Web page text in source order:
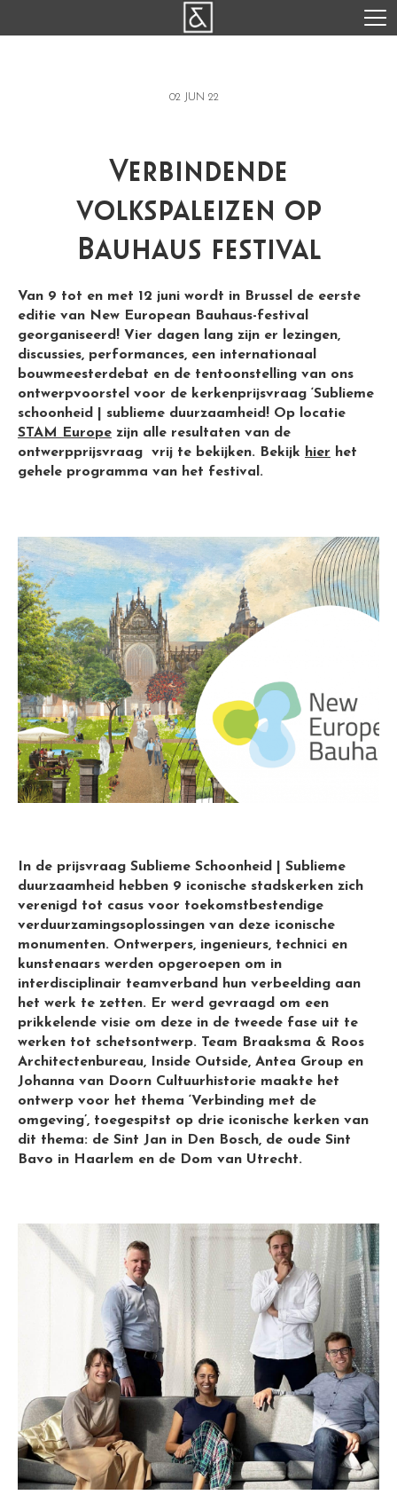
02 JUN 22
Verbindende
volkspaleizen op
Bauhaus festival
Van 9 tot en met 12 juni wordt in Brussel de eerste
editie van New European Bauhaus-festival
georganiseerd! Vier dagen lang zijn er lezingen,
discussies, performances, een internationaal
bouwmeesterdebat en de tentoonstelling van ons
ontwerpvoorstel voor de kerkenprijsvraag ‘Sublieme
schoonheid | sublieme duurzaamheid! Op locatie
STAM Europe zijn alle resultaten van de
ontwerpprijsvraag vrij te bekijken. Bekijk hier het
gehele programma van het festival.
In de prijsvraag Sublieme Schoonheid | Sublieme
duurzaamheid hebben 9 iconische stadskerken zich
verenigd tot casus voor toekomstbestendige
verduurzamingsoplossingen van deze iconische
monumenten. Ontwerpers, ingenieurs, technici en
kunstenaars werden opgeroepen om in
interdisciplinair teamverband hun verbeelding aan
het werk te zetten. Er werd gevraagd om een
prikkelende visie om deze in de tweede fase uit te
werken tot schetsontwerp. Team Braaksma & Roos
Architectenbureau, Inside Outside, Antea Group en
Johanna van Doorn Cultuurhistorie maakte het
ontwerp voor het thema ‘Verbinding met de
omgeving’, toegespitst op drie iconische kerken van
dit thema: de Sint Jan in Den Bosch, de oude Sint
Bavo in Haarlem en de Dom van Utrecht.